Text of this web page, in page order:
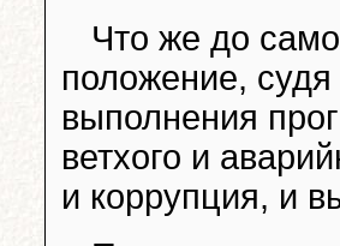
Что же до
положение,
выполнения
ветхого и
и коррупция, и